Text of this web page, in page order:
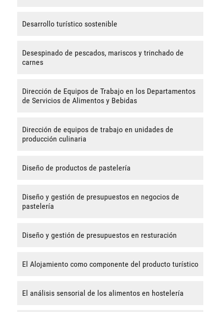
Desarrollo turístico sostenible
Desespinado de pescados, mariscos y trinchado de
carnes
Dirección de Equipos de Trabajo en los Departamentos
de Servicios de Alimentos y Bebidas
Dirección de equipos de trabajo en unidades de
producción culinaria
Diseño de productos de pastelería
Diseño y gestión de presupuestos en negocios de
pastelería
Diseño y gestión de presupuestos en resturación
El Alojamiento como componente del producto turístico
El análisis sensorial de los alimentos en hostelería